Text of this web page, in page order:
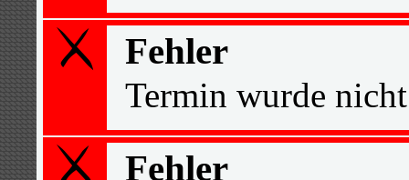
Fehler
Termin wurde
Fehler